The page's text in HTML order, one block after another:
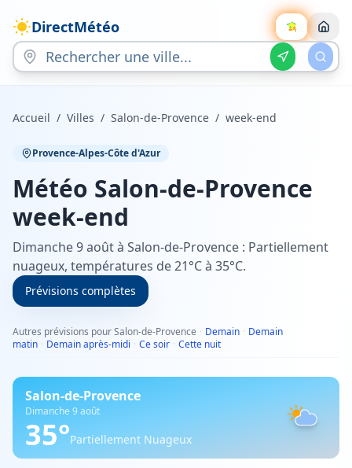
DirectMétéo
Accueil / Villes / Salon-de-Provence / week-end
Provence-Alpes-Côte d'Azur
Météo Salon-de-Provence
week-end
Dimanche 9 août à Salon-de-Provence : Partiellement
nuageux, températures de 21°C à 35°C.
Prévisions complètes
Autres prévisions pour Salon-de-Provence · Demain · Demain
matin · Demain après-midi · Ce soir · Cette nuit
Salon-de-Provence
Dimanche 9 août
35°Partiellement Nuageux